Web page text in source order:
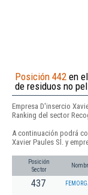
Posición 442 en
de residuos no
Empresa D'insercio
Ranking del sector
A continuación podrá
Xavier Paules Sl. y
Posición
Sector
437